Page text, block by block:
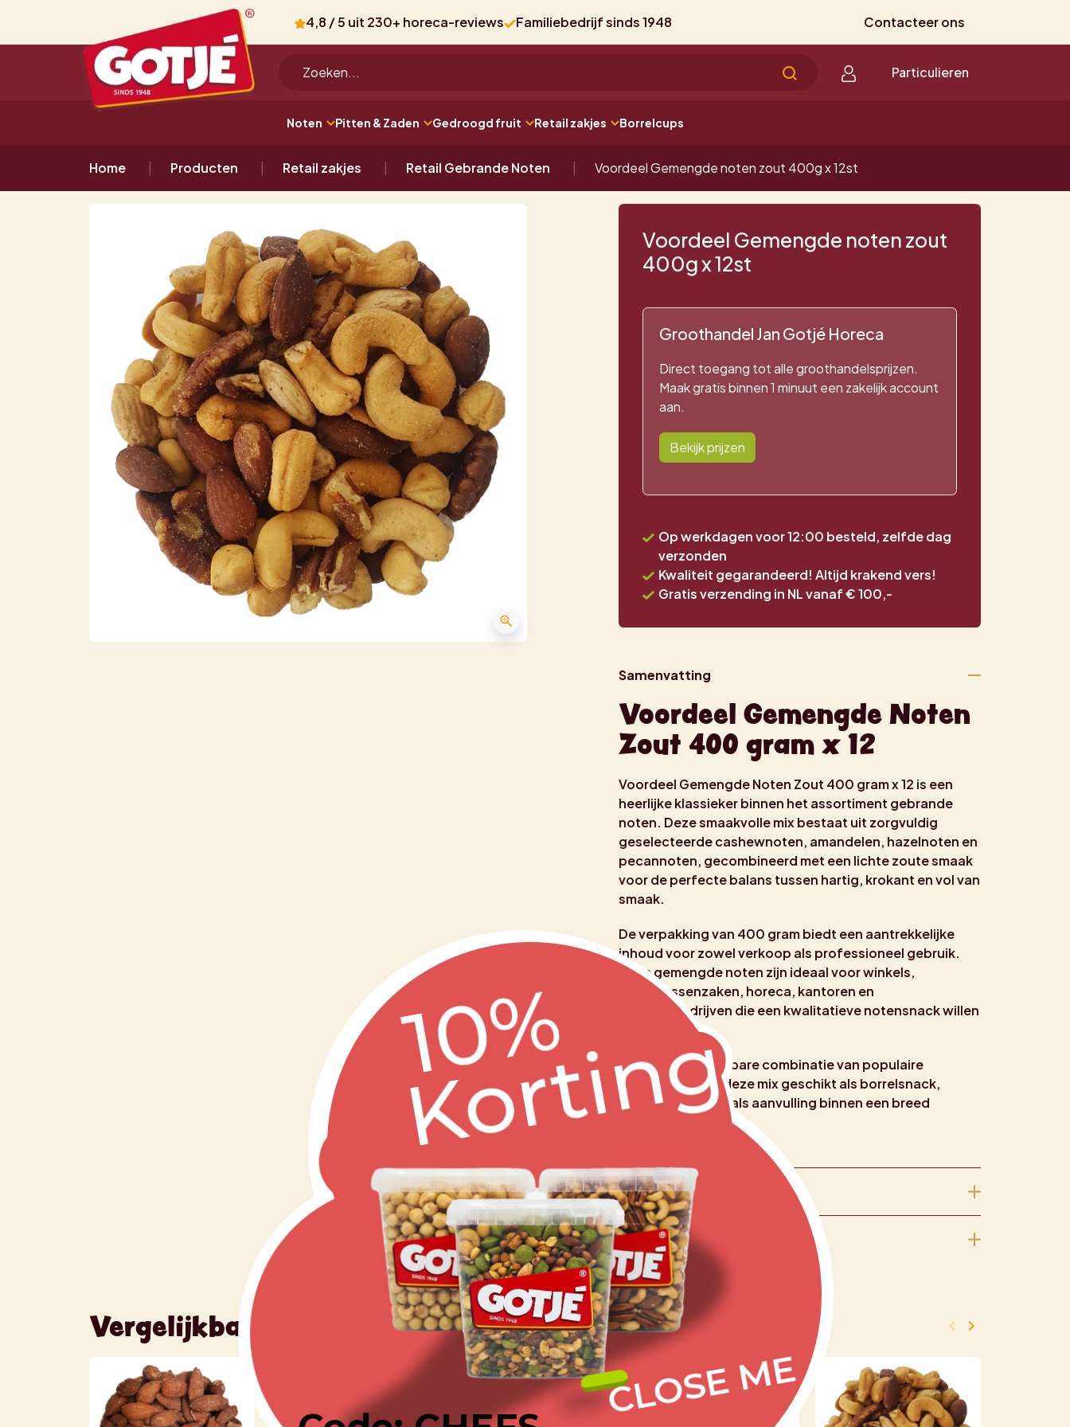
4,8 / 5 uit 230+ horeca-reviews Familiebedrijf sinds 1948 Contacteer ons
Particulieren
Noten Pitten & Zaden Gedroogd fruit Retail zakjes Borrelcups
Home Producten Retail zakjes Retail Gebrande Noten Voordeel Gemengde noten zout 400g x 12st
zoom_in
Voordeel Gemengde noten zout
400g x 12st
Groothandel Jan Gotjé Horeca
Direct toegang tot alle groothandelsprijzen.
Maak gratis binnen 1 minuut een zakelijk account
aan.
Bekijk prijzen
Op werkdagen voor 12:00 besteld, zelfde dag
verzonden
Kwaliteit gegarandeerd! Altijd krakend vers!
Gratis verzending in NL vanaf € 100,-
Samenvatting
Voordeel Gemengde Noten
Zout 400 gram x 12
Voordeel Gemengde Noten Zout 400 gram x 12 is een
heerlijke klassieker binnen het assortiment gebrande
noten. Deze smaakvolle mix bestaat uit zorgvuldig
geselecteerde cashewnoten, amandelen, hazelnoten en
pecannoten, gecombineerd met een lichte zoute smaak
voor de perfecte balans tussen hartig, krokant en vol van
smaak.
De verpakking van 400 gram biedt een aantrekkelijke
inhoud voor zowel verkoop als professioneel gebruik.
Deze gemengde noten zijn ideaal voor winkels,
delicatessenzaken, horeca, kantoren en
cateringbedrijven die een kwalitatieve notensnack willen
Dankzij de herkenbare combinatie van populaire
notensoorten is deze mix geschikt als borrelsnack,
tussendoortje of als aanvulling binnen een breed
snackassortiment.
Beschrijving
Details
Vergelijkbare producten Vorige
keyboard_arrow_left Volgende
keyboard_arrow_right
1
0
%
K
o
r
t
i
n
g
CLOSE ME